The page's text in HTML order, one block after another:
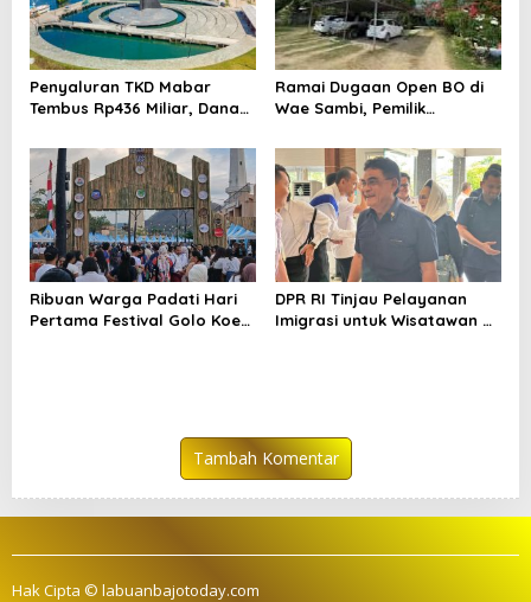
Penyaluran TKD Mabar
Tembus Rp436 Miliar, Dana
Ramai Dugaan Open BO di
Wae Sambi, Pemilik
Ribuan Warga Padati Hari
Pertama Festival Golo Koe
DPR RI Tinjau Pelayanan
Imigrasi untuk Wisatawan di
Tambah Komentar
Hak Cipta © labuanbajotoday.com